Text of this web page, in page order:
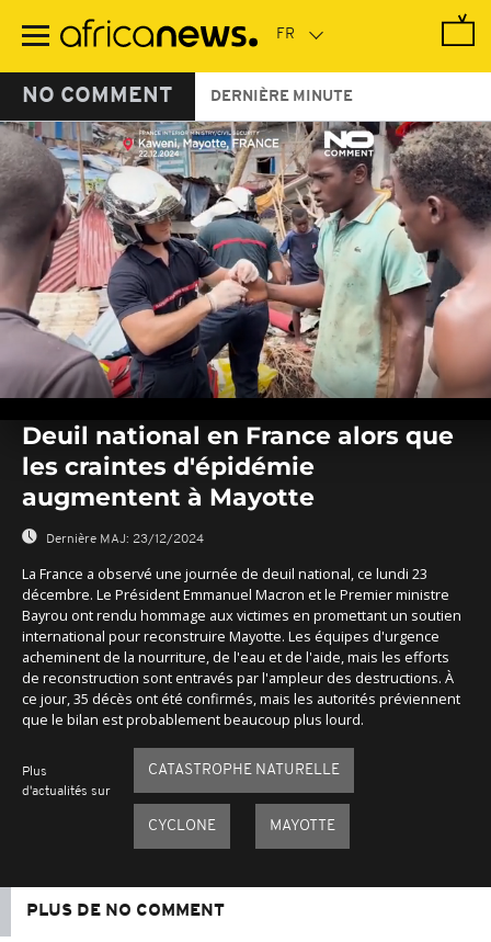
contenu
NO COMMENT DERNIÈRE MINUTE
seconds
seconds
Deuil national en France alors que
les craintes d'épidémie
augmentent à Mayotte
Dernière MAJ: 23/12/2024
La France a observé une journée de deuil national, ce lundi 23
décembre. Le Président Emmanuel Macron et le Premier ministre
Bayrou ont rendu hommage aux victimes en promettant un soutien
international pour reconstruire Mayotte. Les équipes d'urgence
acheminent de la nourriture, de l'eau et de l'aide, mais les efforts
de reconstruction sont entravés par l'ampleur des destructions. À
ce jour, 35 décès ont été confirmés, mais les autorités préviennent
que le bilan est probablement beaucoup plus lourd.
Plus
d'actualités sur
CATASTROPHE NATURELLE
CYCLONE MAYOTTE
PLUS DE NO COMMENT